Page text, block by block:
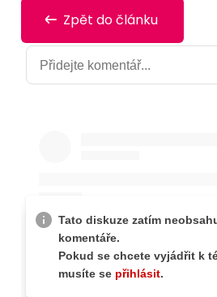
Zpět do článku